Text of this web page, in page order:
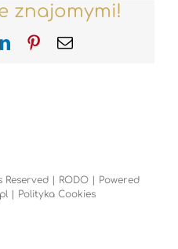
znajomymi!
LinkedInPinterest
Email
| RODO | Powered
| Polityka Cookies